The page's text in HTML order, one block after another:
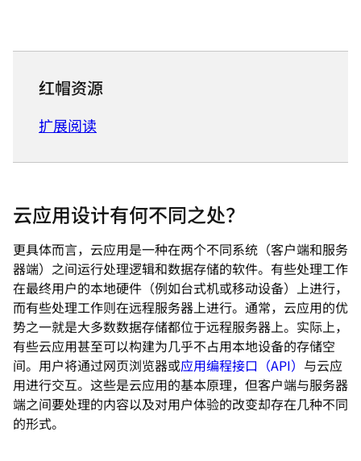
红帽资源
扩展阅读
云应用设计有何不同之处？
更具体而言，云应用是一种在两个不同系统（客户端和服务
器端）之间运行处理逻辑和数据存储的软件。有些处理工作
在最终用户的本地硬件（例如台式机或移动设备）上进行，
而有些处理工作则在远程服务器上进行。通常，云应用的优
势之一就是大多数数据存储都位于远程服务器上。实际上，
有些云应用甚至可以构建为几乎不占用本地设备的存储空
间。用户将通过网页浏览器或应用编程接口（API） 与云应
用进行交互。这些是云应用的基本原理，但客户端与服务器
端之间要处理的内容以及对用户体验的改变却存在几种不同
的形式。